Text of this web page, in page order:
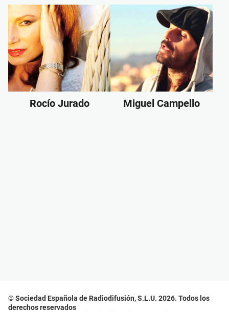
Rocío Jurado Miguel Campello
© Sociedad Española de Radiodifusión, S.L.U. 2026. Todos los
derechos reservados